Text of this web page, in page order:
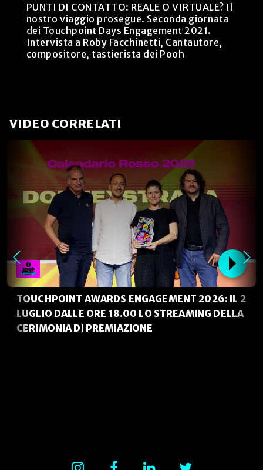
PUNTI DI CONTATTO: REALE O VIRTUALE? Il
nostro viaggio prosegue. Seconda giornata
dei Touchpoint Days Engagement 2021.
Intervista a Roby Facchinetti, Cantautore,
compositore, tastierista dei Pooh
VIDEO CORRELATI
TOUCHPOINT AWARDS ENGAGEMENT 2026: IL 2
LUGLIO DALLE ORE 18.00 LO STREAMING DELLA
CERIMONIA DI PREMIAZIONE